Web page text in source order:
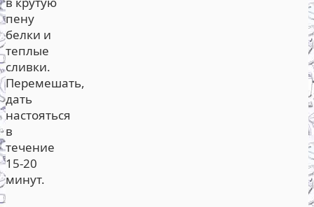
пену
белки и
теплые
сливки.
Перемешать,
дать
настояться
в
течение
15-20
минут.